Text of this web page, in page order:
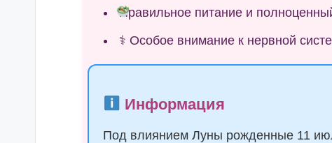
Правильное питание и
⚕ Особое внимание к нервной
Информация
Под влиянием Луны рожденные 11